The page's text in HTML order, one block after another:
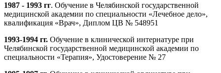
1987 - 1993 гг. Обучение в Челябинской государственной
медицинской академии по специальности «Лечебное дело»,
квалификация «Врач», Диплом ЦВ № 548951
1993-1994 гг. Обучение в клинической интернатуре при
Челябинской государственной медицинской академии по
специальности «Терапия», Удостоверение № 27